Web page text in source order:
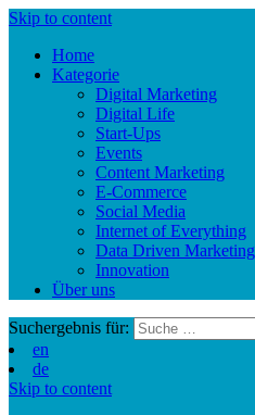
Skip to content
Home
Kategorie
Digital Marketing
Digital Life
Start-Ups
Events
Content Marketing
E-Commerce
Social Media
Internet of Everything
Data Driven Marketing
Innovation
Über uns
Suchergebnis für:
en
de
Skip to content